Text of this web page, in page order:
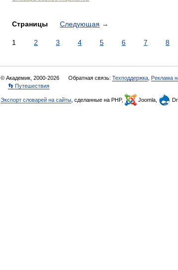
Страницы Следующая →
1 2 3 4 5 6 7 8
© Академик, 2000-2026 Обратная связь: Техподдержка Реклама
👣 Путешествия
Экспорт словарей на сайты , сделанные на PHP, Joomla,